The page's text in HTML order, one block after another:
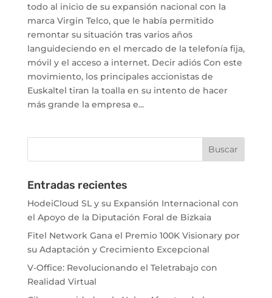
todo al inicio de su expansión nacional con la
marca Virgin Telco, que le había permitido
remontar su situación tras varios años
languideciendo en el mercado de la telefonía fija,
móvil y el acceso a internet. Decir adiós Con este
movimiento, los principales accionistas de
Euskaltel tiran la toalla en su intento de hacer
más grande la empresa e...
Entradas recientes
HodeiCloud SL y su Expansión Internacional con
el Apoyo de la Diputación Foral de Bizkaia
Fitel Network Gana el Premio 100K Visionary por
su Adaptación y Crecimiento Excepcional
V-Office: Revolucionando el Teletrabajo con
Realidad Virtual